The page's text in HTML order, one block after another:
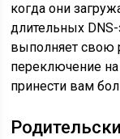
когда они
длительных
выполняет свою
переключение
принести вам